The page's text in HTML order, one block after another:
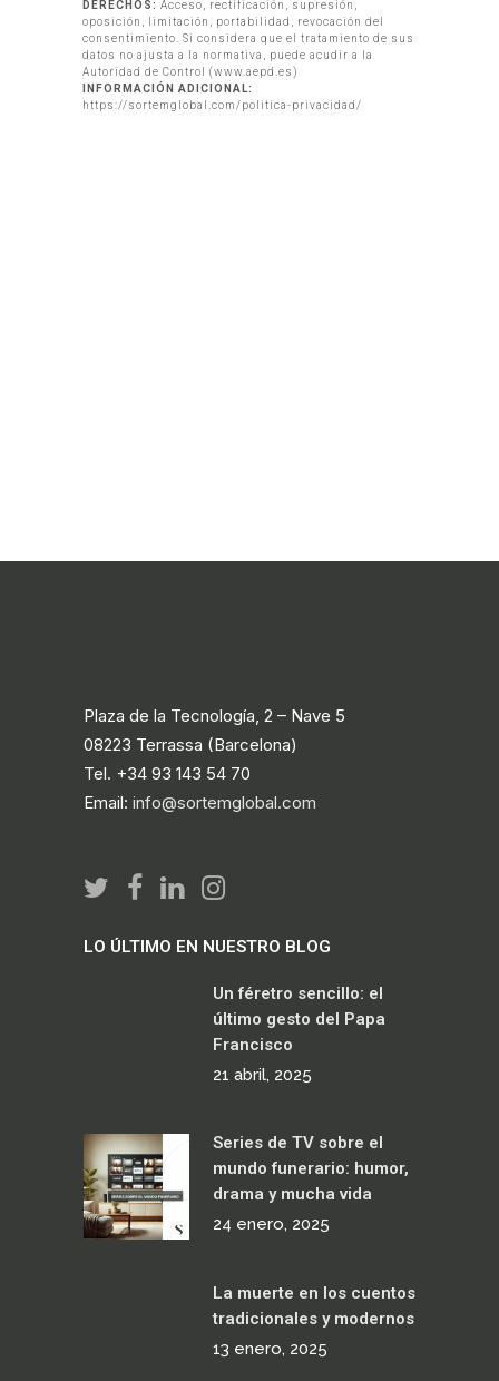
DERECHOS: Acceso, rectificación, supresión,
oposición, limitación, portabilidad, revocación del
consentimiento. Si considera que el tratamiento de sus
datos no ajusta a la normativa, puede acudir a la
Autoridad de Control (www.aepd.es)
INFORMACIÓN ADICIONAL:
https://sortemglobal.com/politica-privacidad/
Plaza de la Tecnología, 2 – Nave 5
08223 Terrassa (Barcelona)
Tel. +34 93 143 54 70
Email: info@sortemglobal.com
LO ÚLTIMO EN NUESTRO BLOG
Un féretro sencillo: el
último gesto del Papa
Francisco
21 abril, 2025
Series de TV sobre el
mundo funerario: humor,
drama y mucha vida
24 enero, 2025
La muerte en los cuentos
tradicionales y modernos
13 enero, 2025